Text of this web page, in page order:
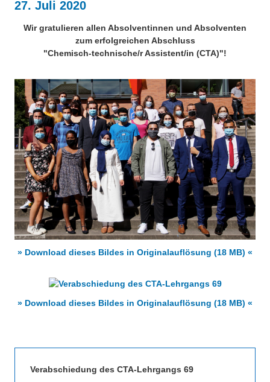
Über uns
Besonderheiten
Projekte
Eduthek
Pressearchiv
Benzolring-Archiv
27. Juli 2020
Wir gratulieren allen Absolventinnen und Absolventen
zum erfolgreichen Abschluss
"Chemisch-technische/r Assistent/in (CTA)"!
» Download dieses Bildes in Originalauflösung (18 MB) «
» Download dieses Bildes in Originalauflösung (18 MB) «
Verabschiedung des CTA-Lehrgangs 69